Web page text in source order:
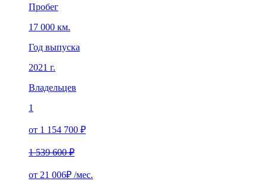
Пробег
17 000 км.
Год выпуска
2021 г.
Владельцев
1
от 1 154 700 ₽
1 539 600 ₽
от 21 006₽ /мес.